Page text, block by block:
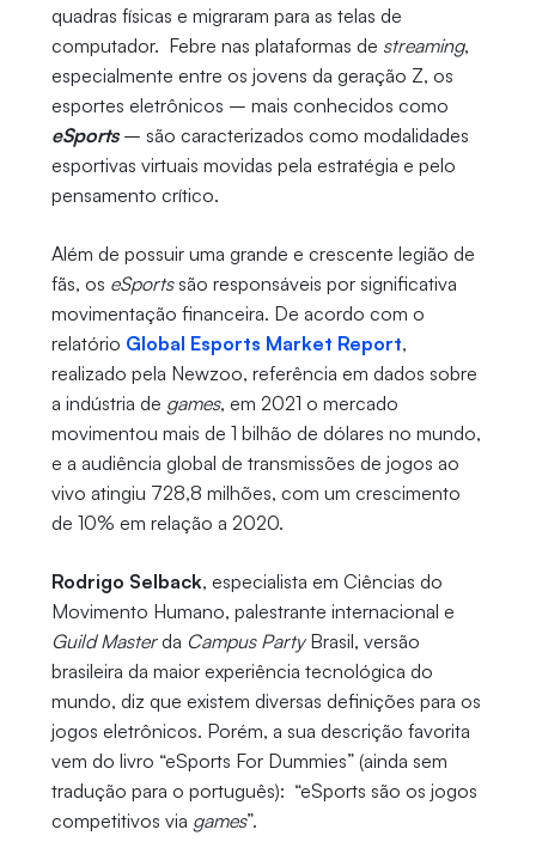
quadras físicas e migraram para as telas de
computador. Febre nas plataformas de streaming,
especialmente entre os jovens da geração Z, os
esportes eletrônicos – mais conhecidos como
eSports– são caracterizados como modalidades
esportivas virtuais movidas pela estratégia e pelo
pensamento crítico.
Além de possuir uma grande e crescente legião de
fãs, os eSportssão responsáveis por significativa
movimentação financeira. De acordo com o
relatório Global Esports Market Report,
realizado pela Newzoo, referência em dados sobre
a indústria de games, em 2021 o mercado
movimentou mais de 1 bilhão de dólares no mundo,
e a audiência global de transmissões de jogos ao
vivo atingiu 728,8 milhões, com um crescimento
de 10% em relação a 2020.
Rodrigo Selback, especialista em Ciências do
Movimento Humano, palestrante internacional e
Guild Master da Campus PartyBrasil, versão
brasileira da maior experiência tecnológica do
mundo, diz que existem diversas definições para os
jogos eletrônicos. Porém, a sua descrição favorita
vem do livro “eSports For Dummies” (ainda sem
tradução para o português): “eSports são os jogos
competitivos via games”.